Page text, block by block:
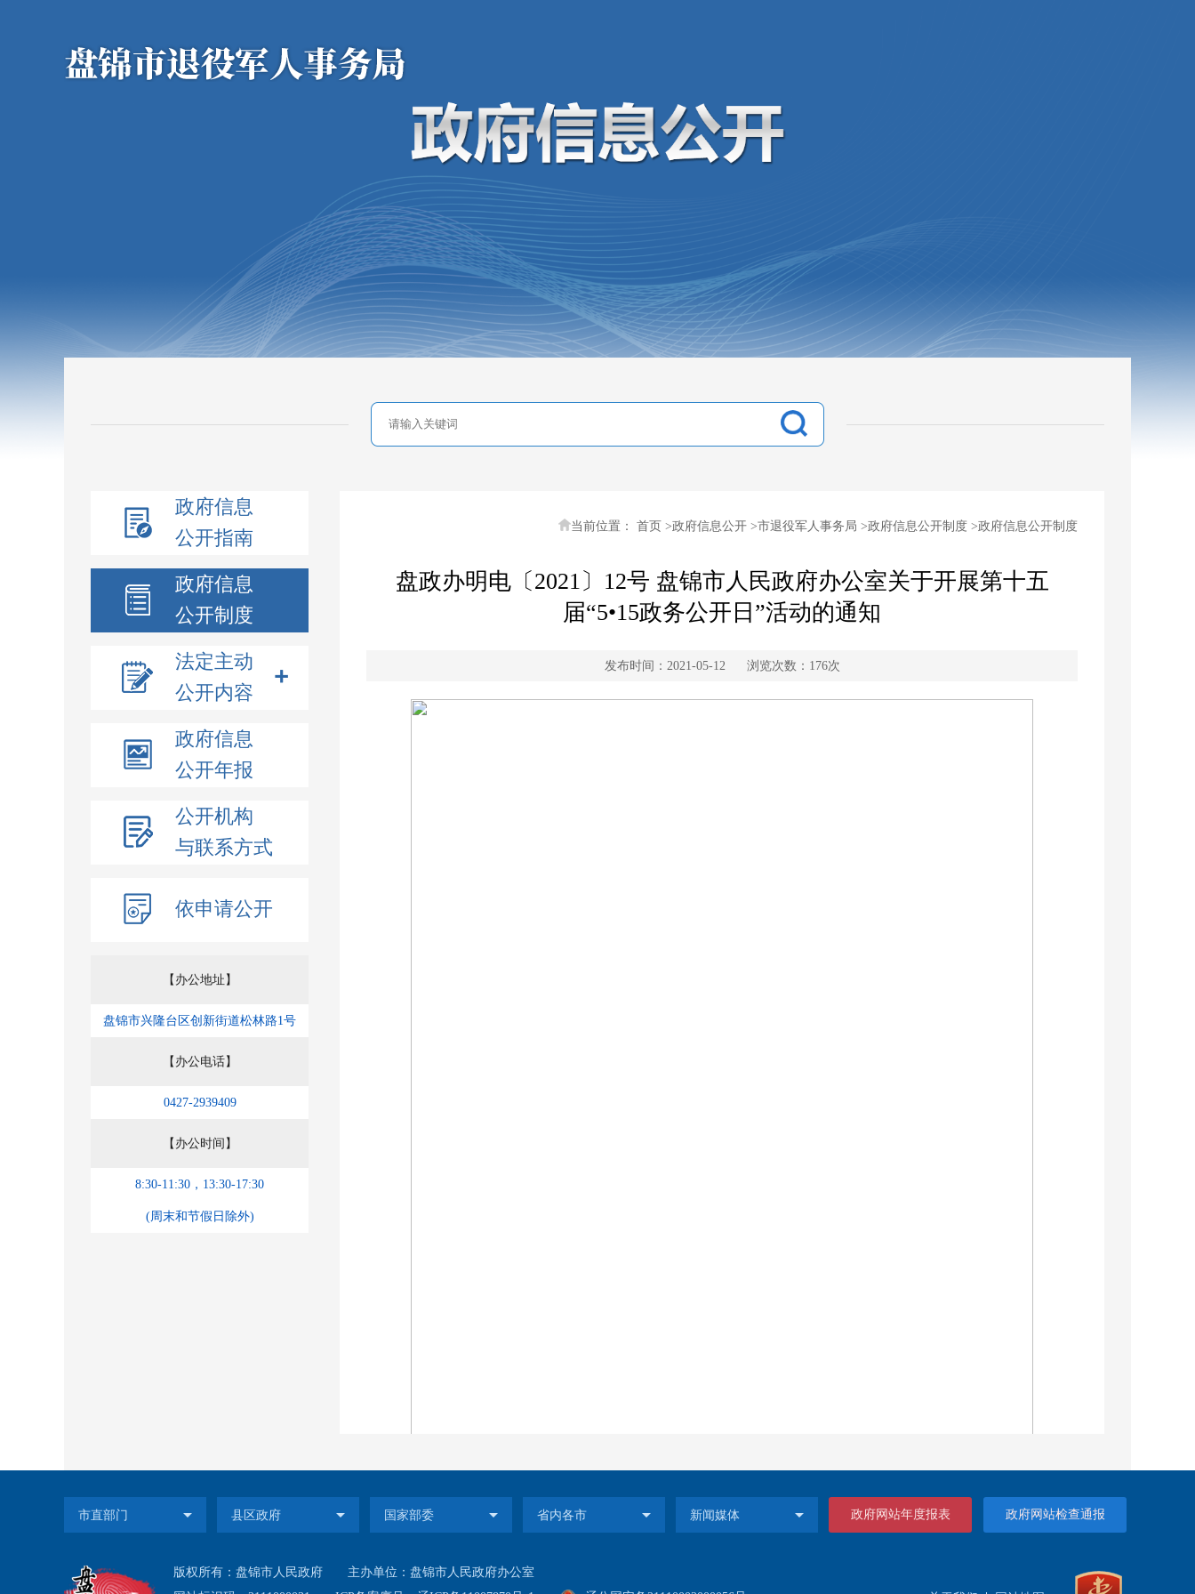
政府信息
公开指南
政府信息
公开制度
法定主动
公开内容
政府信息
公开年报
公开机构
与联系方式
依申请公开
【办公地址】
盘锦市兴隆台区创新街道松林路1号
【办公电话】
0427-2939409
【办公时间】
8:30-11:30，13:30-17:30
(周末和节假日除外)
当前位置： 首页 >政府信息公开 >市退役军人事务局 >政府信息公开制度 >政府信息公开制度
盘政办明电〔2021〕12号 盘锦市人民政府办公室关于开展第十五
届“5•15政务公开日”活动的通知
发布时间：2021-05-12 浏览次数： 176次
政府网站年度报表 政府网站检查通报
版权所有：盘锦市人民政府
主办单位：盘锦市人民政府办公室